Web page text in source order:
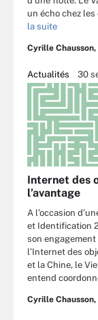
un écho chez
la suite
Cyrille Chausson,
Actualités 30
Internet des
l’avantage
A l’occasion
et Identification
son engagement
l’Internet des
et la Chine, le
entend
Cyrille Chausson,